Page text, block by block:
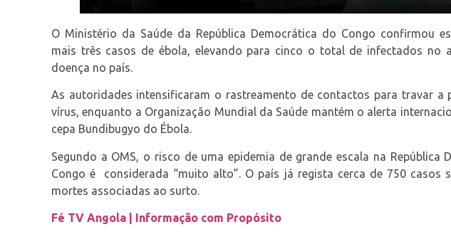
O Ministério da Saúde da República Democrática do Congo confirmou
mais três casos de ébola, elevando para cinco o total de infectados no
doença no país.
As autoridades intensificaram o rastreamento de contactos para travar a
vírus, enquanto a Organização Mundial da Saúde mantém o alerta
cepa Bundibugyo do Ébola.
Segundo a OMS, o risco de uma epidemia de grande escala na República
Congo é considerada “muito alto”. O país já regista cerca de 750 casos
mortes associadas ao surto.
Fé TV Angola | Informação com Propósito